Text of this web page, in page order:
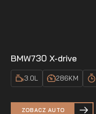
BMW730 X-drive
3.0L 286KM
ZOBACZ AUTO